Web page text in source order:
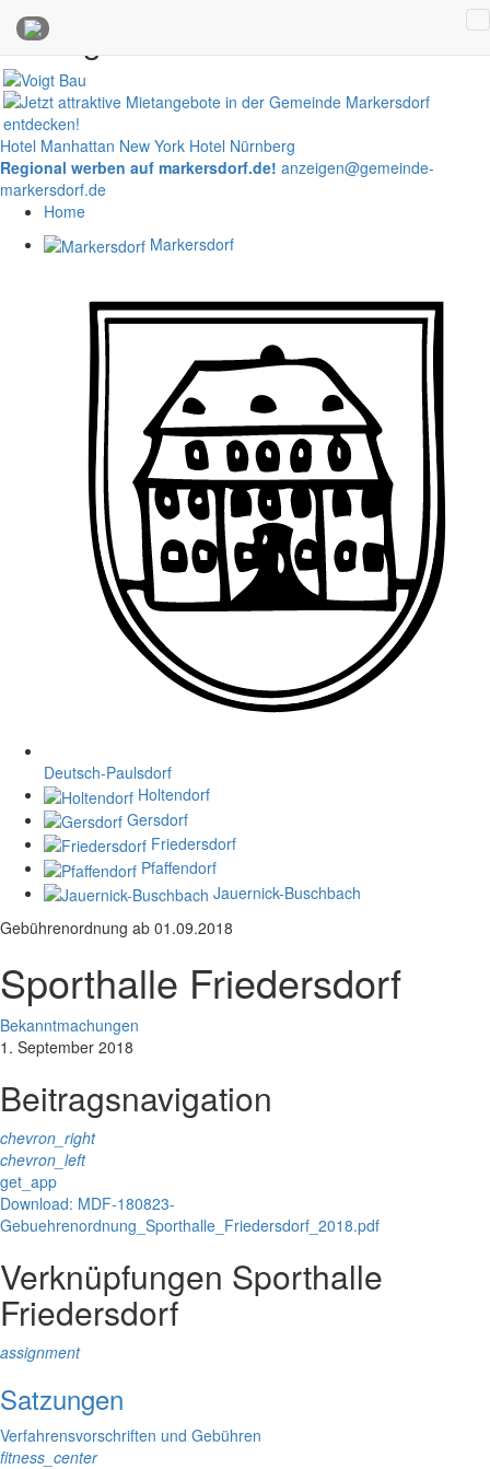
Anzeigen
Hotel Manhattan New York Hotel Nürnberg
Regional werben auf markersdorf.de! anzeigen@gemeinde-
markersdorf.de
Home
Markersdorf
Deutsch-Paulsdorf
Holtendorf
Gersdorf
Friedersdorf
Pfaffendorf
Jauernick-Buschbach
Gebührenordnung ab 01.09.2018
Sporthalle Friedersdorf
Bekanntmachungen
1. September 2018
Beitragsnavigation
chevron_right
chevron_left
get_app
Download: MDF-180823-
Gebuehrenordnung_Sporthalle_Friedersdorf_2018.pdf
Verknüpfungen Sporthalle
Friedersdorf
assignment
Satzungen
Verfahrensvorschriften und Gebühren
fitness_center